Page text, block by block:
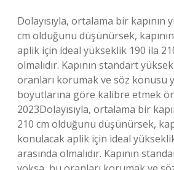
Dolayısıyla, ortalama bir kapının
cm olduğunu düşünürsek,
aplik için ideal yükseklik 190 ila
olmalıdır. Kapının standart
oranları korumak ve söz konusu
boyutlarına göre kalibre etmek
2023Dolayısıyla, ortalama bir
210 cm olduğunu düşünürsek,
konulacak aplik için ideal
arasında olmalıdır. Kapının